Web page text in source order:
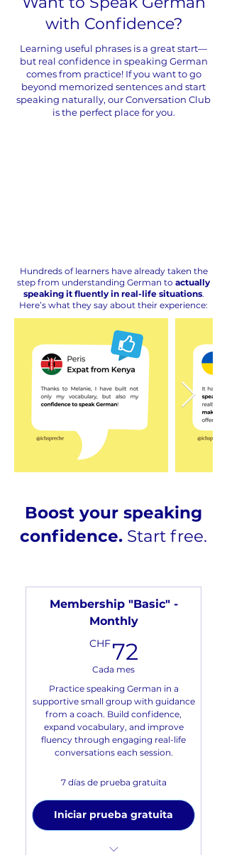
with Confidence?
Learning useful phrases is a great start—
but real confidence in speaking German
comes from practice! If you want to go
beyond memorized sentences and start
speaking naturally, our Conversation Club
is the perfect place for you.
Hundreds of learners have already taken the
step from understanding German to actually
speaking it fluently in real-life situations.
Here’s what they say about their experience:
Boost your speaking
confidence. Start free.
Membership "Basic" -
Monthly
CHF72
Cada mes
Practice speaking German in a
supportive small group with guidance
from a coach. Build confidence,
expand vocabulary, and improve
fluency through engaging real-life
conversations each session.
7 días de prueba gratuita
Iniciar prueba gratuita